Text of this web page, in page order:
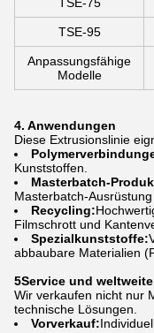
TSE-95
Anpassungsfähige
Modelle
4. Anwendungen
Diese Extrusionslinie
Kunststoffen.
Masterbatch-
Masterbatch-
Recycling:
Filmschrott und
Spezialkunststoffe:
abbaubare Materialien
5Service und
Wir verkaufen nicht nur
technische Lösungen.
Vorverkauf: